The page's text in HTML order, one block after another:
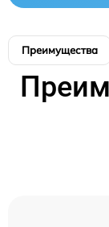
Преимущества